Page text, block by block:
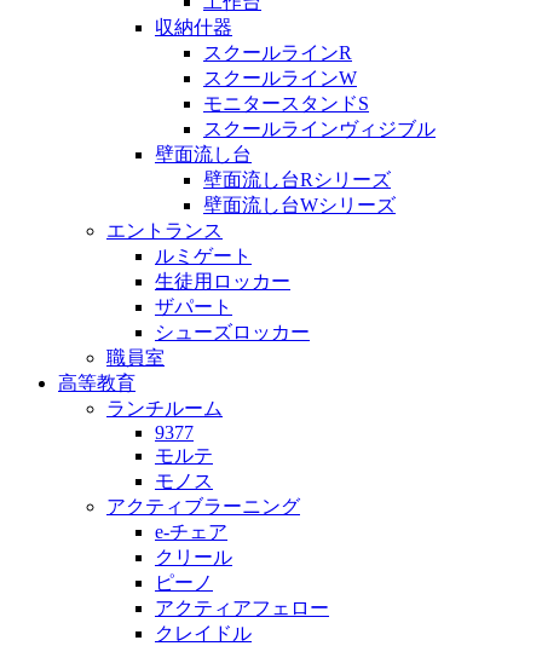
収納什器
スクールラインR
スクールラインW
モニタースタンドS
スクールラインヴィジブル
壁面流し台
壁面流し台Rシリーズ
壁面流し台Wシリーズ
エントランス
ルミゲート
生徒用ロッカー
ザパート
シューズロッカー
職員室
高等教育
ランチルーム
9377
モルテ
モノス
アクティブラーニング
e-チェア
クリール
ピーノ
アクティアフェロー
クレイドル